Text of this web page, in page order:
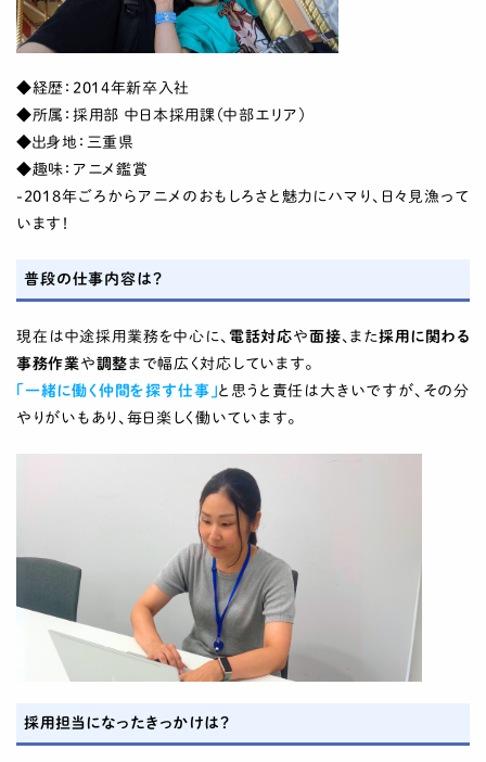
◆経歴：2014年新卒入社
◆所属：採用部 中日本採用課（中部エリア）
◆出身地：三重県
◆趣味：アニメ鑑賞
-2018年ごろからアニメのおもしろさと魅力にハマり、日々見漁って
います！
普段の仕事内容は？
現在は中途採用業務を中心に、 電話対応や 面接、また採用に関わる
事務作業や調整まで幅広く対応しています。
「一緒に働く仲間を探す仕事」と思うと責任は大きいですが、その分
やりがいもあり、毎日楽しく働いています。
採用担当になったきっかけは？